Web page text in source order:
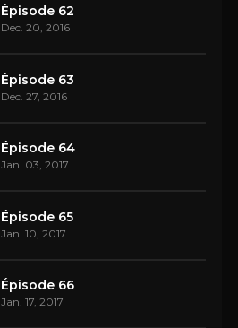
Épisode 62
Dec. 20, 2016
Épisode 63
Dec. 27, 2016
Épisode 64
Jan. 03, 2017
Épisode 65
Jan. 10, 2017
Épisode 66
Jan. 17, 2017